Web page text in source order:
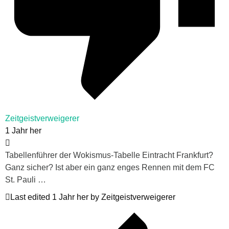
Zeitgeistverweigerer
1 Jahr her
Tabellenführer der Wokismus-Tabelle Eintracht Frankfurt?
Ganz sicher? Ist aber ein ganz enges Rennen mit dem FC
St. Pauli …
Last edited 1 Jahr her by Zeitgeistverweigerer